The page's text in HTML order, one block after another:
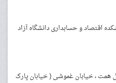
اقتصاد و حسابداری دانشگاه آزاد
همت ، خیابان غموشی ( خیابان پارک